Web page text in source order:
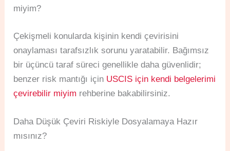
miyim?
Çekişmeli konularda kişinin kendi çevirisini
onaylaması tarafsızlık sorunu yaratabilir. Bağımsız
bir üçüncü taraf süreci genellikle daha güvenlidir;
benzer risk mantığı için USCIS için kendi belgelerimi
çevirebilir miyim rehberine bakabilirsiniz.
Daha Düşük Çeviri Riskiyle Dosyalamaya Hazır
mısınız?